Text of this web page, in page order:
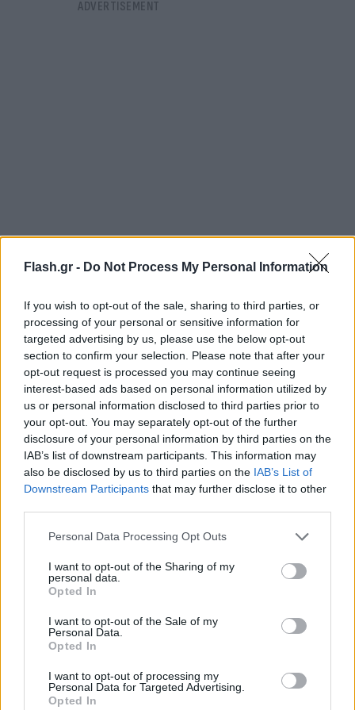
Flash.gr - Do Not Process My Personal Information
If you wish to opt-out of the sale, sharing to third parties, or
processing of your personal or sensitive information for
targeted advertising by us, please use the below opt-out
section to confirm your selection. Please note that after your
opt-out request is processed you may continue seeing
interest-based ads based on personal information utilized by
us or personal information disclosed to third parties prior to
your opt-out. You may separately opt-out of the further
disclosure of your personal information by third parties on the
IAB’s list of downstream participants. This information may
also be disclosed by us to third parties on the IAB’s List of
Downstream Participants that may further disclose it to other
Please note that this website/app uses one or more Google
not limited to your visit or usage behaviour. You may click to
grant or deny consent to Google and its third-party tags to
use your data for below specified purposes in below Google
consent section.
Personal Data Processing Opt Outs
I want to opt-out of the Sharing of my
personal data.
Opted In
I want to opt-out of the Sale of my
Personal Data.
Opted In
I want to opt-out of processing my
Personal Data for Targeted Advertising.
Opted In
Οι χρήστες των μέσων κοινωνικής δικτύωσης
λάτρεψαν τη στιγμή. Μάλιστα ένας σχολίασε: «Δείτε
πόσο περήφανος είναι για τον εαυτό του!» ενώ ένας
δεύτερος έγραψε: «Φανταστείτε να σας τιμωρεί μια
φάλαινα επειδή δεν μπορείτε να ακολουθήσετε
απλές οδηγίες. Ντροπιαστική συμπεριφορά,
εξαιρετική διόρθωση. Η φάλαινα είπε όχι».
A man ignored the no-smoking signs and lit a
cigarette in the beluga interaction area – until a
beluga whale ended the stunt with a perfectly
on the spot.pic.twitter.com/lvZISy0W2r
— non aesthetic things (@PicturesFoIder) December 8, 2025
Παρά την viral δημοτικότητά της, η δραματική
News διευκρίνισε αργότερα ότι ολόκληρη η σκηνή